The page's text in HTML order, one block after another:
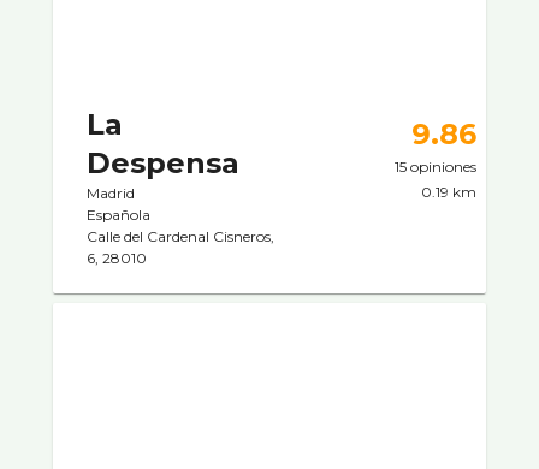
La
Despensa
Madrid
Española
Calle del Cardenal Cisneros,
6, 28010
9.86
15 opiniones
0.19 km